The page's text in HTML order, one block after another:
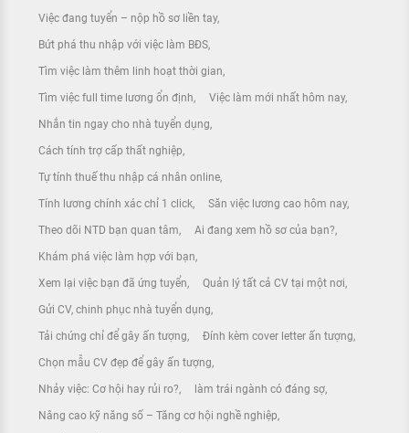
Việc đang tuyển – nộp hồ sơ liền tay
Bứt phá thu nhập với việc làm BĐS
Tìm việc làm thêm linh hoạt thời gian
Tìm việc full time lương ổn định Việc làm mới nhất hôm nay
Nhắn tin ngay cho nhà tuyển dụng
Cách tính trợ cấp thất nghiệp
Tự tính thuế thu nhập cá nhân online
Tính lương chính xác chỉ 1 click Săn việc lương cao hôm nay
Theo dõi NTD bạn quan tâm Ai đang xem hồ sơ của bạn?
Khám phá việc làm hợp với bạn
Xem lại việc bạn đã ứng tuyển Quản lý tất cả CV tại một nơi
Gửi CV, chinh phục nhà tuyển dụng
Tải chứng chỉ để gây ấn tượng Đính kèm cover letter ấn tượng
Chọn mẫu CV đẹp để gây ấn tượng
Nhảy việc: Cơ hội hay rủi ro? làm trái ngành có đáng sợ
Nâng cao kỹ năng số – Tăng cơ hội nghề nghiệp